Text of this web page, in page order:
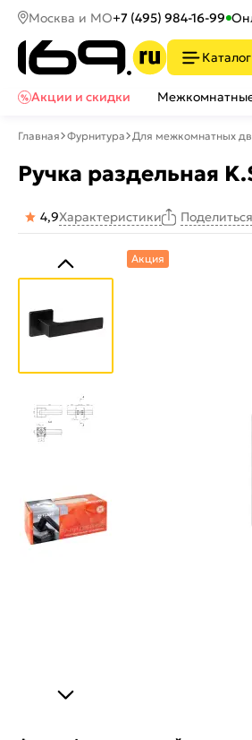
Москва и МО+7 (495) 984-16-99
Каталог
Акции и скидки
Главная Фурнитура Для межкомнатных
Ручка раздельная
4,9Характеристики Поделиться
Акция